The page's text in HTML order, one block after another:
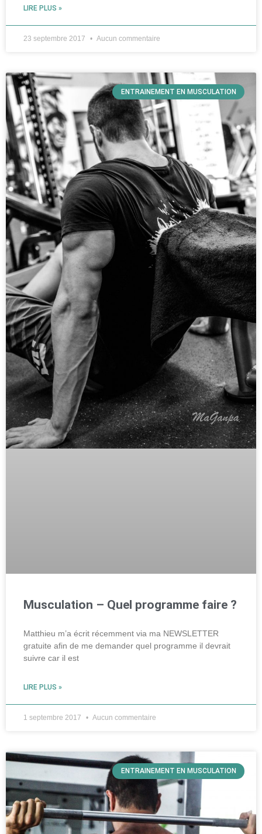
LIRE PLUS »
23 septembre 2017 Aucun commentaire
ENTRAINEMENT EN MUSCULATION
Musculation – Quel programme faire ?
Matthieu m’a écrit récemment via ma NEWSLETTER
gratuite afin de me demander quel programme il devrait
suivre car il est
LIRE PLUS »
1 septembre 2017 Aucun commentaire
ENTRAINEMENT EN MUSCULATION